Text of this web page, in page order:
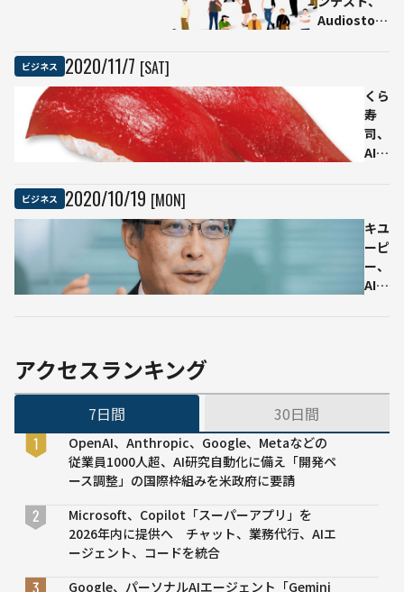
Discovery
Audiostock
ビジネス 2020/11/7 [SAT]
くら
寿
司、
AIが
する
「極
み熟
成AI
ビジネス 2020/10/19 [MON]
キユ
ーピ
ー、
AI活
ケ。
の原
アクセスランキング
7日間 30日間
OpenAI、Anthropic、Google、Metaなどの
従業員1000人超、AI研究自動化に備え「開発ペ
ース調整」の国際枠組みを米政府に要請
Microsoft、Copilot「スーパーアプリ」を
2026年内に提供へ チャット、業務代行、AIエ
ージェント、コードを統合
Google、パーソナルAIエージェント「Gemini